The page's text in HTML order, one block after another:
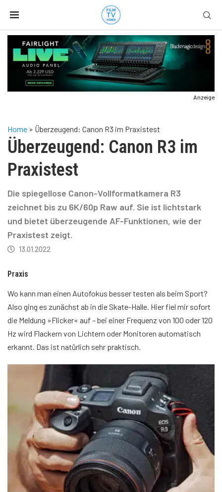
Anzeige
Home » Überzeugend: Canon R3 im Praxistest
Überzeugend: Canon R3 im
Praxistest
Die spiegellose Canon-Vollformatkamera R3
zeichnet bis zu 6K/60p Raw auf. Sie ist lichtstark
und bietet überzeugende AF-Funktionen, wie der
Praxistest zeigt.
13.01.2022
Praxis
Wo kann man einen Autofokus besser testen als beim Sport?
Also ging es zunächst ab in die Skate-Halle. Hier fiel mir sofort
die Meldung »Flicker« auf – bei einer Frequenz von 100 oder 120
Hz wird Flackern von Lichtern oder Monitoren automatisch
erkannt. Das ist natürlich sehr praktisch.